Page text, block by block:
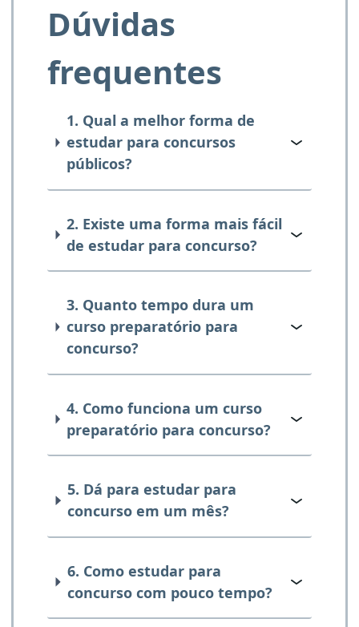
Dúvidas
frequentes
1. Qual a melhor forma de
estudar para concursos
públicos?
2. Existe uma forma mais fácil
de estudar para concurso?
3. Quanto tempo dura um
curso preparatório para
concurso?
4. Como funciona um curso
preparatório para concurso?
5. Dá para estudar para
concurso em um mês?
6. Como estudar para
concurso com pouco tempo?